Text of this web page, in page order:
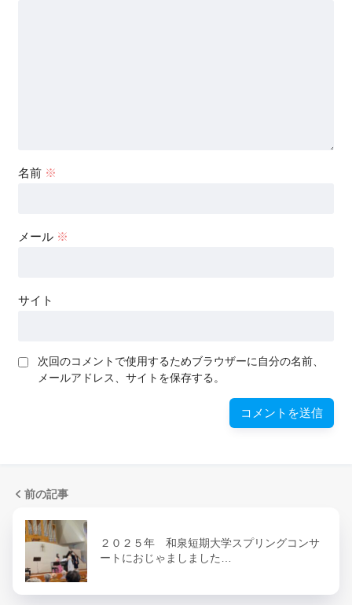
名前 ※
メール ※
サイト
次回のコメントで使用するためブラウザーに自分の名前、
メールアドレス、サイトを保存する。
前の記事
２０２５年 和泉短期大学スプリングコンサ
ートにおじゃましました…